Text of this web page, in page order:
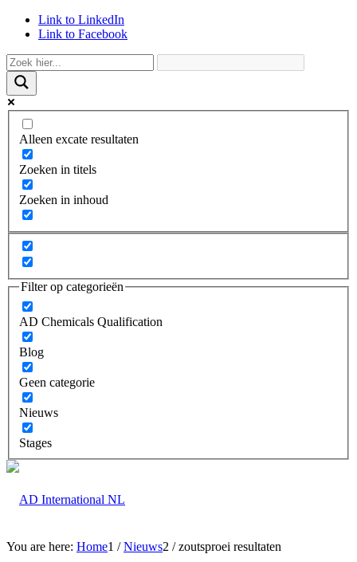
Link to LinkedIn
Link to Facebook
Alleen excate resultaten
Zoeken in titels
Zoeken in inhoud
Filter op categorieën
AD Chemicals Qualification
Blog
Geen categorie
Nieuws
Stages
You are here: Home1 / Nieuws2 / zoutsproei resultaten